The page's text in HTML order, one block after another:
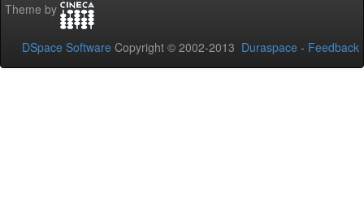
Theme by
DSpace Software Copyright © 2002-2013 Duraspace - Feedback